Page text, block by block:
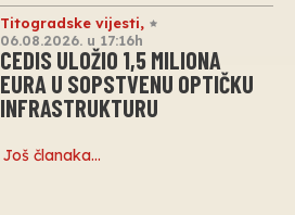
Titogradske vijesti,
06.08.2026. u 17:16h
CEDIS ULOŽIO 1,5 MILIONA
EURA U SOPSTVENU OPTIČKU
INFRASTRUKTURU
Još članaka…